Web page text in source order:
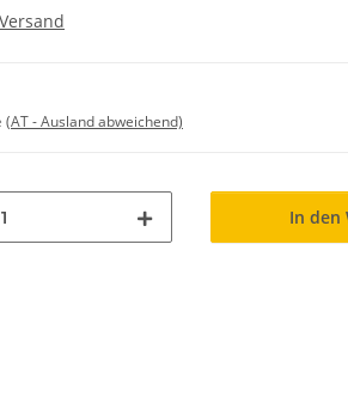
Versand
(AT - Ausland abweichend)
In den